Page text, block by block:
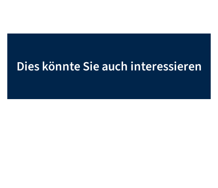
Dies könnte Sie auch interessieren